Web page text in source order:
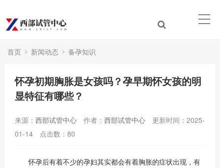
首页 新闻动态 备孕知识
怀孕初期胸胀是女孩吗？孕早期怀女孩的明
显特征有哪些？
来源： 西部试管中心 作者： 西部试管中心
更新时间：2025-
01-14
点击数： 80
怀孕后有着不少的孕妇其实都会有着胸胀的症状出现，有